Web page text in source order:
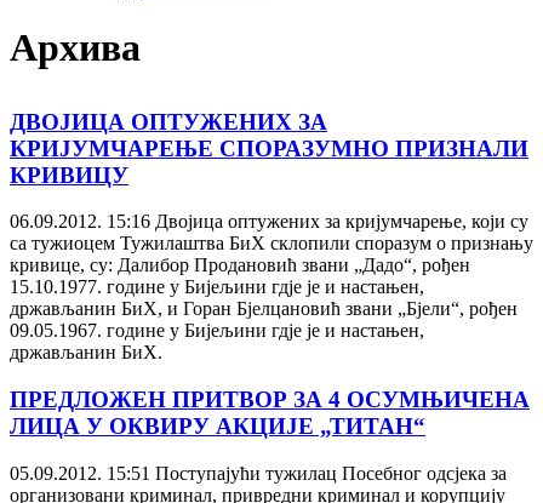
Архива
ДВОЈИЦА ОПТУЖЕНИХ ЗА
КРИЈУМЧАРЕЊЕ СПОРАЗУМНО ПРИЗНАЛИ
КРИВИЦУ
06.09.2012. 15:16 Двојица оптужених за кријумчарење, који су
са тужиоцем Тужилаштва БиХ склопили споразум о признању
кривице, су: Далибор Продановић звани „Дадо“, рођен
15.10.1977. године у Бијељини гдје је и настањен,
држављанин БиХ, и Горан Бјелцановић звани „Бјели“, рођен
09.05.1967. године у Бијељини гдје је и настањен,
држављанин БиХ.
ПРЕДЛОЖЕН ПРИТВОР ЗА 4 ОСУМЊИЧЕНА
ЛИЦА У ОКВИРУ АКЦИЈЕ „ТИТАН“
05.09.2012. 15:51 Поступајући тужилац Посебног одсјека за
организовани криминал, привредни криминал и корупцију